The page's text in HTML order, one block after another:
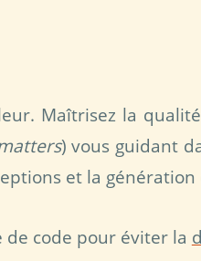
Maîtrisez la
) vous guidant
et la génération
de code pour éviter la